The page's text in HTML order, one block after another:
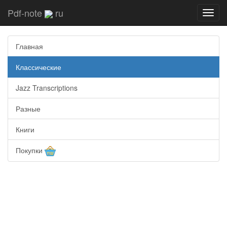
Pdf-note ru
Главная
Классические
Jazz Transcriptions
Разные
Книги
Покупки